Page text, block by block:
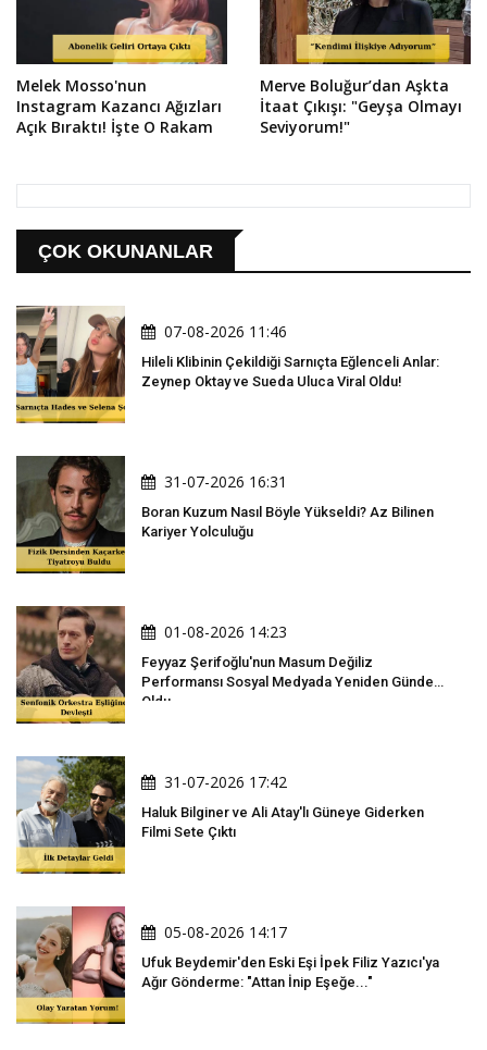
Melek Mosso'nun
Instagram Kazancı Ağızları
Açık Bıraktı! İşte O Rakam
Merve Boluğur’dan Aşkta
İtaat Çıkışı: "Geyşa Olmayı
Seviyorum!"
ÇOK OKUNANLAR
07-08-2026 11:46
Hileli Klibinin Çekildiği Sarnıçta Eğlenceli Anlar:
Zeynep Oktay ve Sueda Uluca Viral Oldu!
31-07-2026 16:31
Boran Kuzum Nasıl Böyle Yükseldi? Az Bilinen
Kariyer Yolculuğu
01-08-2026 14:23
Feyyaz Şerifoğlu'nun Masum Değiliz
Performansı Sosyal Medyada Yeniden Gündem
Oldu
31-07-2026 17:42
Haluk Bilginer ve Ali Atay'lı Güneye Giderken
Filmi Sete Çıktı
05-08-2026 14:17
Ufuk Beydemir'den Eski Eşi İpek Filiz Yazıcı'ya
Ağır Gönderme: "Attan İnip Eşeğe..."